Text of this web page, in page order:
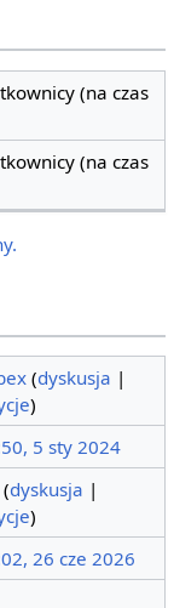
(na czas
(na czas
(dyskusja |
)
5 sty 2024
(dyskusja |
)
26 cze 2026